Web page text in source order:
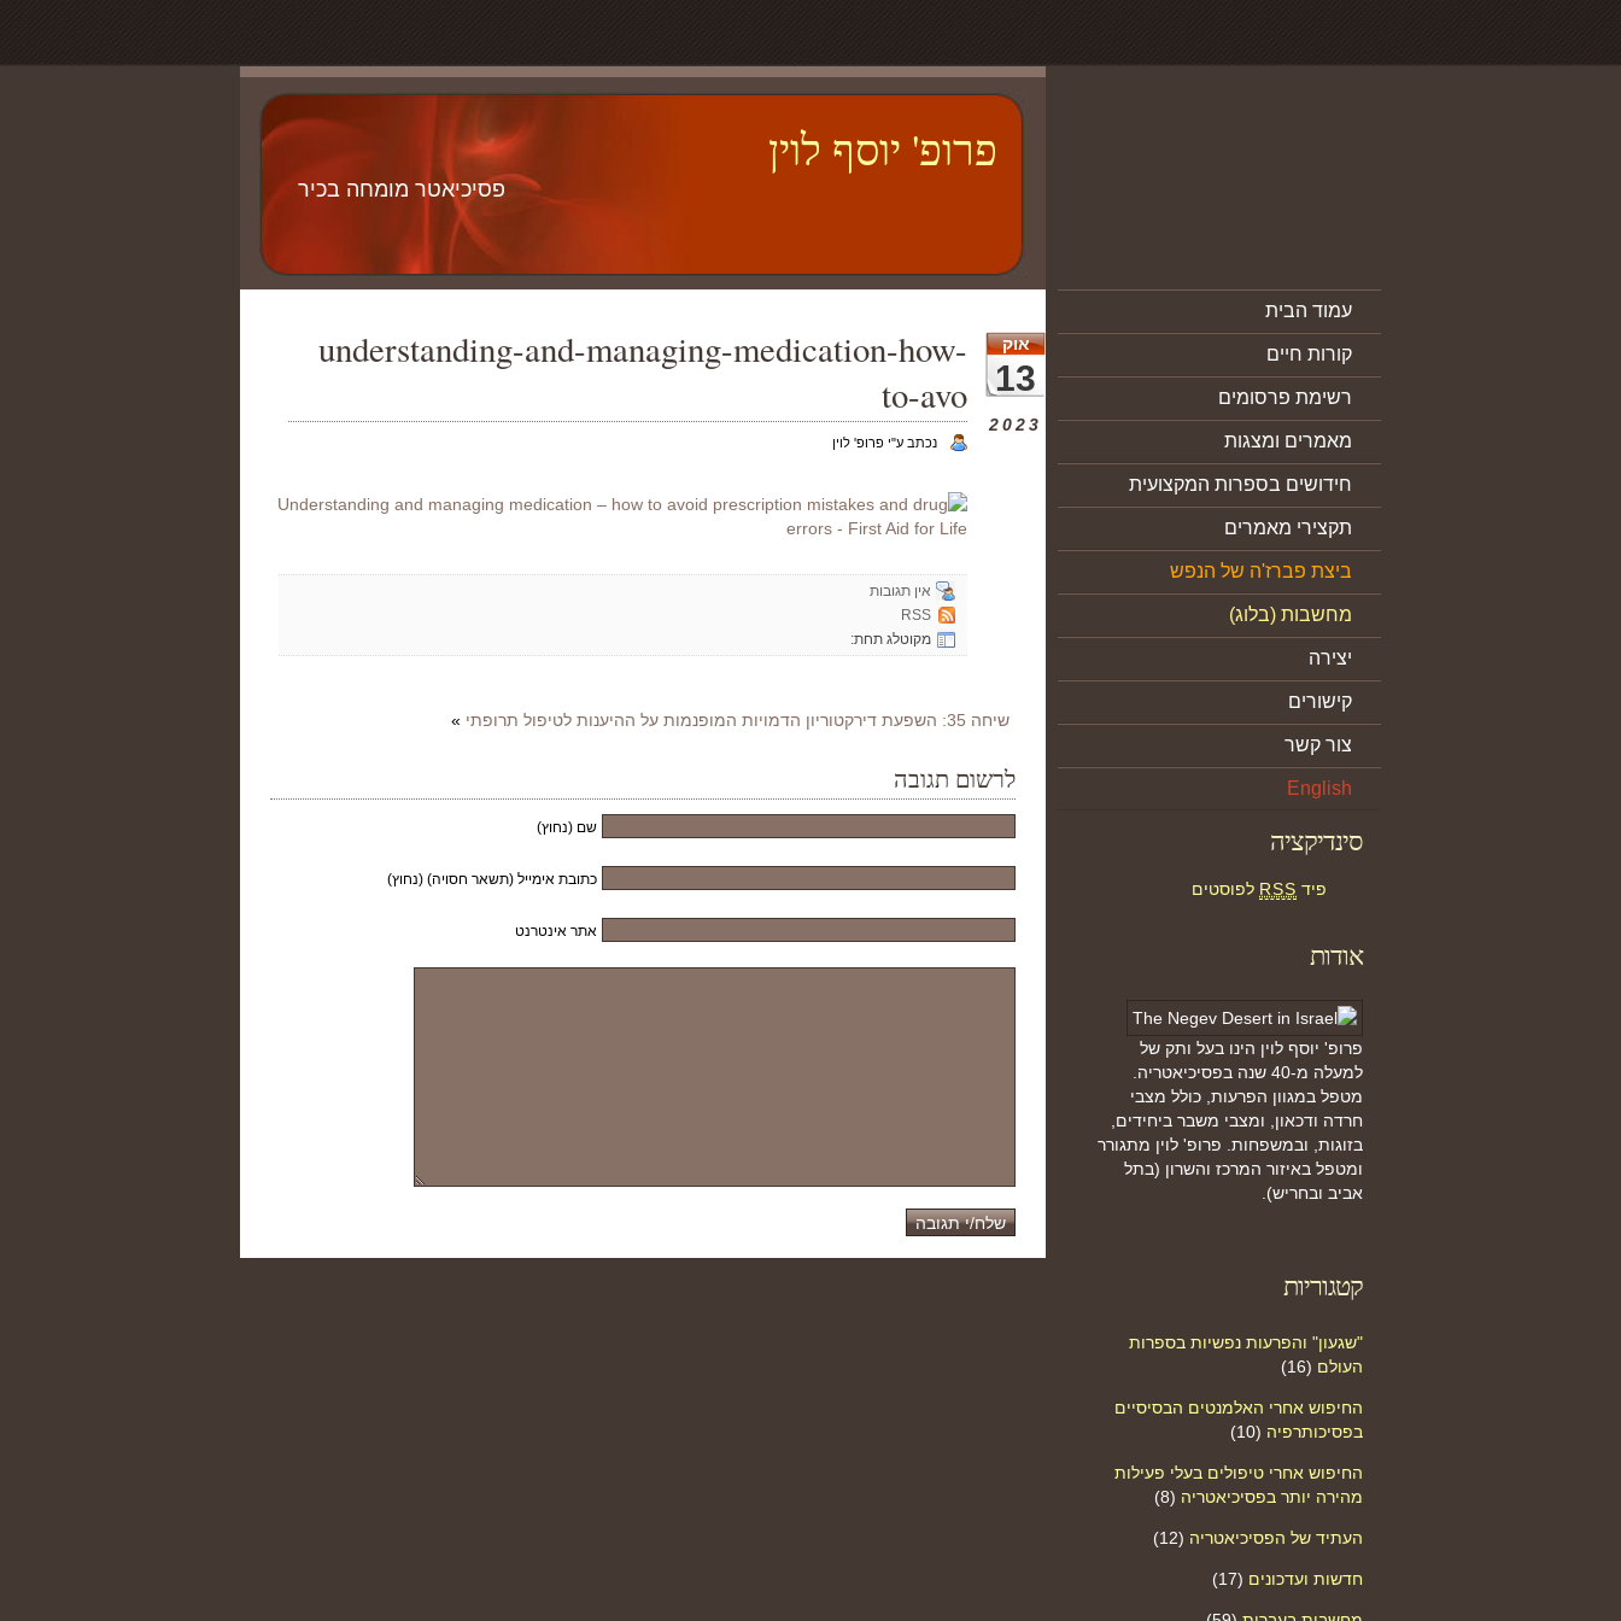
עמוד הבית
קורות חיים
רשימת פרסומים
מאמרים ומצגות
חידושים בספרות המקצועית
תקצירי מאמרים
ביצת פברז'ה של הנפש
מחשבות (בלוג)
יצירה
קישורים
צור קשר
English
סינדיקציה
פיד RSS לפוסטים
אודות
פרופ' יוסף לוין הינו בעל ותק של
למעלה מ-40 שנה בפסיכיאטריה.
מטפל במגוון הפרעות, כולל מצבי
חרדה ודכאון, ומצבי משבר ביחידים,
בזוגות, ובמשפחות. פרופ' לוין מתגורר
ומטפל באיזור המרכז והשרון (בתל
אביב ובחריש).
קטגוריות
"שגעון" והפרעות נפשיות בספרות
העולם (16)
החיפוש אחרי האלמנטים הבסיסיים
בפסיכותרפיה (10)
החיפוש אחרי טיפולים בעלי פעילות
מהירה יותר בפסיכיאטריה (8)
העתיד של הפסיכיאטריה (12)
חדשות ועדכונים (17)
פרופ' יוסף לוין
פסיכיאטר מומחה בכיר
אוק
13
2023
understanding-and-managing-medication-how-
to-avo
נכתב ע"י פרופ' לוין
אין תגובות
RSS
מקוטלג תחת:
שיחה 35: השפעת דירקטוריון הדמויות המופנמות על ההיענות לטיפול תרופתי »
לרשום תגובה
שם (נחוץ)
כתובת אימייל (תשאר חסויה) (נחוץ)
אתר אינטרנט